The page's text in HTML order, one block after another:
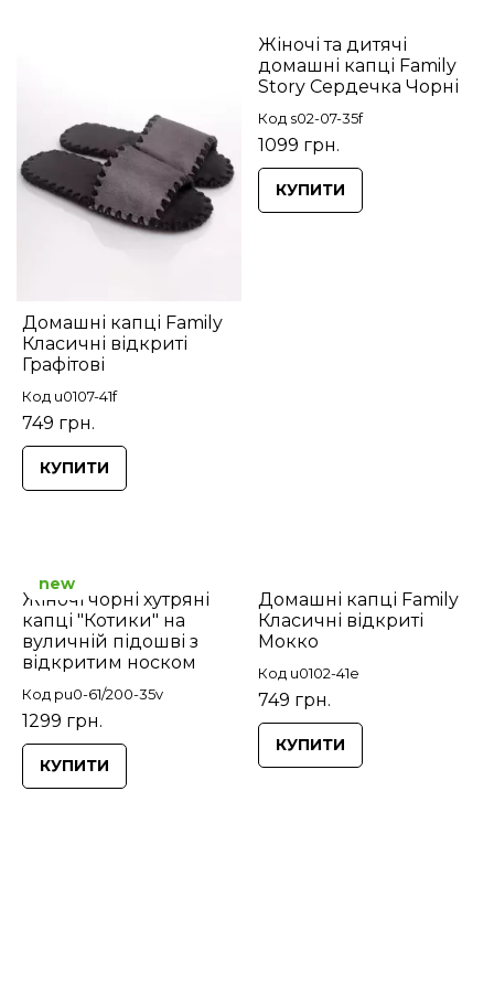
Домашні капці Family
Класичні відкриті
Графітові
Код u0107-41f
749 грн.
КУПИТИ
Жіночі та дитячі
домашні капці Family
Story Сердечка Чорні
Код s02-07-35f
1099 грн.
КУПИТИ
Жіночі чорні хутряні
капці "Котики" на
вуличній підошві з
відкритим носком
Код pu0-61/200-35v
1299 грн.
new
КУПИТИ
Домашні капці Family
Класичні відкриті
Мокко
Код u0102-41e
749 грн.
КУПИТИ